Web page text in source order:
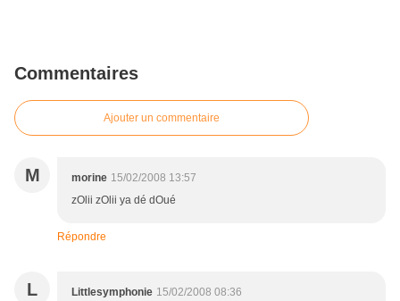
Commentaires
Ajouter un commentaire
M morine 15/02/2008 13:57
zOlii zOlii ya dé dOué
Répondre
L Littlesymphonie 15/02/2008 08:36